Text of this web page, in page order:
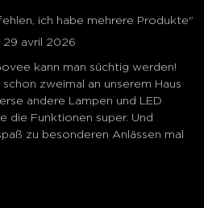
ich habe mehrere Produkte"
29 avril 2026
kann man süchtig werden!
zweimal an unserem Haus
andere Lampen und LED
die Funktionen super. Und
zu besonderen Anlässen mal